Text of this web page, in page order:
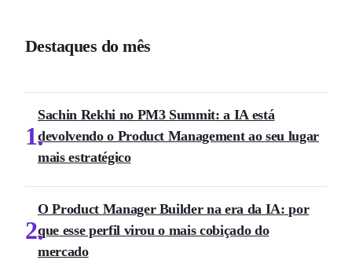
Destaques do mês
1
Sachin Rekhi no PM3 Summit: a IA está
devolvendo o Product Management ao seu lugar
mais estratégico
2
O Product Manager Builder na era da IA: por
que esse perfil virou o mais cobiçado do
mercado